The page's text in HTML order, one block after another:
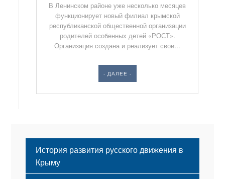
В Ленинском районе уже несколько месяцев
функционирует новый филиал крымской
республиканской общественной организации
родителей особенных детей «РОСТ».
Организация создана и реализует свои...
- ДАЛЕЕ -
История развития русского движения в
Крыму